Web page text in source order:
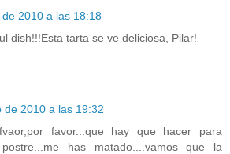
2010 a las 18:18
dish!!!Esta tarta se ve deliciosa, Pilar!
de 2010 a las 19:32
favor...que hay que hacer para
has matado....vamos que la